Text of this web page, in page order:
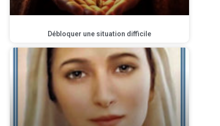
Débloquer une situation difficile